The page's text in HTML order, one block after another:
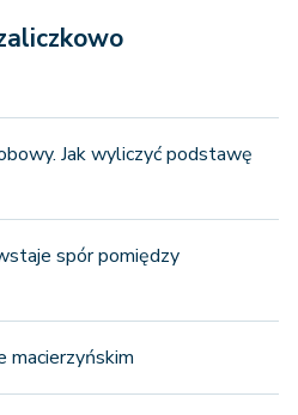
Jak wyliczyć podstawę
spór pomiędzy
macierzyńskim